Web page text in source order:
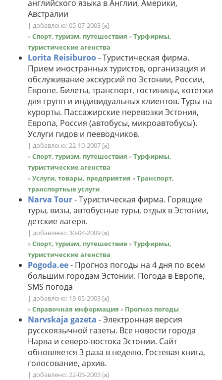
английского языка в Англии, Америки,
Австралии
| добавлено: 05-07-2003 [x]
»Спорт, туризм, путешествия »Турфирмы,
туристические агенства
Lorita Reisiburoo- Туристическая фирма.
Прием иностранных туристов, организация и
обслуживание экскурсий по Эстонии, России,
Европе. Билеты, транспорт, гостиницы, котетжи
для групп и индивидуальных клиентов. Туры на
курорты. Пассажирские перевозки Эстония,
Европа, Россия (автобусы, микроавтобусы).
Услуги гидов и пееводчиков.
| добавлено: 22-10-2007 [x]
»Спорт, туризм, путешествия »Турфирмы,
туристические агенства
»Услуги, товары, предприятия »Транспорт,
транспортные услуги
Narva Tour- Туристическая фирма. Горящие
туры, визы, автобусные туры, отдых в Эстонии,
детские лагеря.
| добавлено: 30-04-2009 [x]
»Спорт, туризм, путешествия »Турфирмы,
туристические агенства
Pogoda.ee- Прогноз погоды на 4 дня по всем
большим городам Эстонии. Погода в Европе,
SMS погода
| добавлено: 13-05-2003 [x]
»Справочная информация » Прогноз погоды
Narvskaja gazeta - Электронная версия
русскоязычной газеты. Все новости города
Нарва и северо-востока Эстонии. Сайт
обновляется 3 раза в неделю. Гостевая книга,
голосование, архив.
| добавлено: 22-06-2003 [x]